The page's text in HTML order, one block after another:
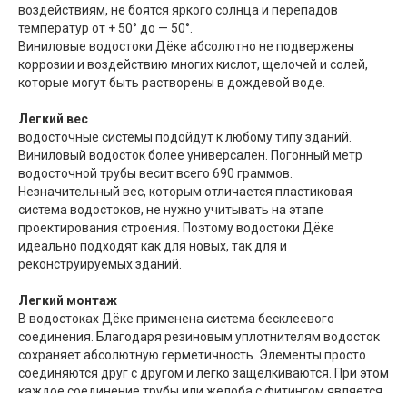
воздействиям, не боятся яркого солнца и перепадов
температур от + 50° до — 50°.
Виниловые водостоки Дёке абсолютно не подвержены
коррозии и воздействию многих кислот, щелочей и солей,
которые могут быть растворены в дождевой воде.
Легкий вес
водосточные системы подойдут к любому типу зданий.
Виниловый водосток более универсален. Погонный метр
водосточной трубы весит всего 690 граммов.
Незначительный вес, которым отличается пластиковая
система водостоков, не нужно учитывать на этапе
проектирования строения. Поэтому водостоки Дёке
идеально подходят как для новых, так для и
реконструируемых зданий.
Легкий монтаж
В водостоках Дёке применена система бесклеевого
соединения. Благодаря резиновым уплотнителям водосток
сохраняет абсолютную герметичность. Элементы просто
соединяются друг с другом и легко защелкиваются. При этом